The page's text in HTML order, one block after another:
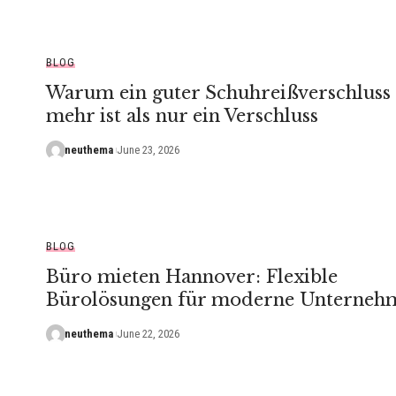
BLOG
Warum ein guter Schuhreißverschluss
mehr ist als nur ein Verschluss
neuthema June 23, 2026
BLOG
Büro mieten Hannover: Flexible
Bürolösungen für moderne
neuthema June 22, 2026